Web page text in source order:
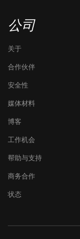
公司
关于
合作伙伴
安全性
媒体材料
博客
工作机会
帮助与支持
商务合作
状态